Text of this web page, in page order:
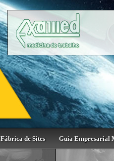
Fábrica de Sites Guia Empresarial